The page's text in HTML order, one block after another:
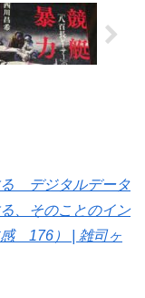
る デジタルデータ
、そのことのイン
感 176） | 雑司ヶ